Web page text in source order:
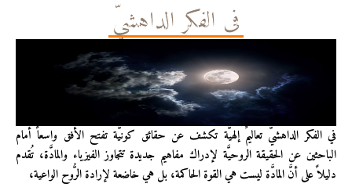
في الفكر الداهشيّ
في الفكر الداهشيّ تعاليمٌ إلهيَّة تكشف عن حقائق كونيَّة تفتح الأفق واسعاً أمام
الباحثين عن الحقيقة الروحيَّة لإدراك مفاهيم جديدة تتجاوز الفيزياء والمادَّة، تُقدم
دليلاً على أنَّ المادَّة ليست هي القوة الحاكمة، بل هي خاضعة لإرادة الرُّوح الواعية،